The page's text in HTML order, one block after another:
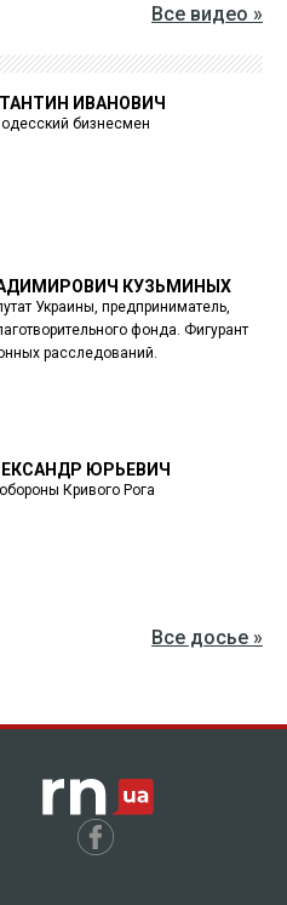
Все видео »
ИВАНОВИЧ
бизнесмен
КУЗЬМИНЫХ
Украины, предприниматель,
фонда. Фигурант
расследований.
ЮРЬЕВИЧ
Кривого Рога
Все досье »